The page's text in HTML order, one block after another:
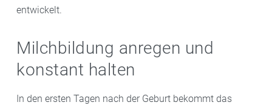
entwickelt.
Milchbildung anregen und
konstant halten
In den ersten Tagen nach der Geburt bekommt das